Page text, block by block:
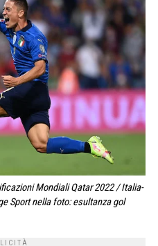
Mondiali Qatar 2022 / Italia-
Sport nella foto: esultanza gol